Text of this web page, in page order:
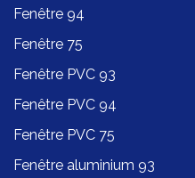
Fenêtre 94
Fenêtre 75
Fenêtre PVC 93
Fenêtre PVC 94
Fenêtre PVC 75
Fenêtre aluminium 93